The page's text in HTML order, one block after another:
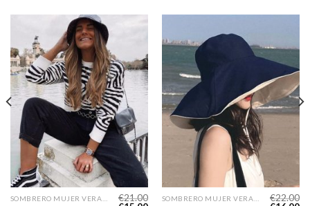
€21.00
€22.00